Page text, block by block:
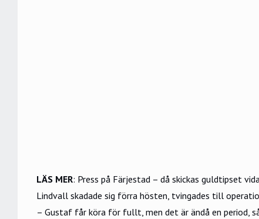
LÄS MER: Press på Färjestad – då skickas guldtipset
Lindvall skadade sig förra hösten, tvingades till
– Gustaf får köra för fullt, men det är ändå en period,